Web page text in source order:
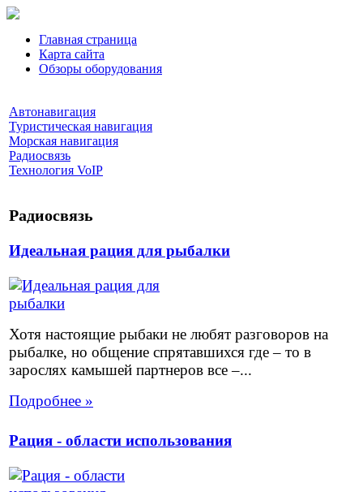
Главная страница
Карта сайта
Обзоры оборудования
Автонавигация
Туристическая навигация
Морская навигация
Радиосвязь
Технология VoIP
Радиосвязь
Идеальная рация для рыбалки
Хотя настоящие рыбаки не любят разговоров на
рыбалке, но общение спрятавшихся где – то в
зарослях камышей партнеров все –...
Подробнее »
Рация - области использования